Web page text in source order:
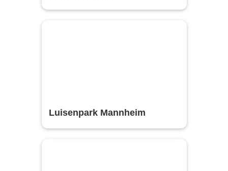
Luisenpark Mannheim